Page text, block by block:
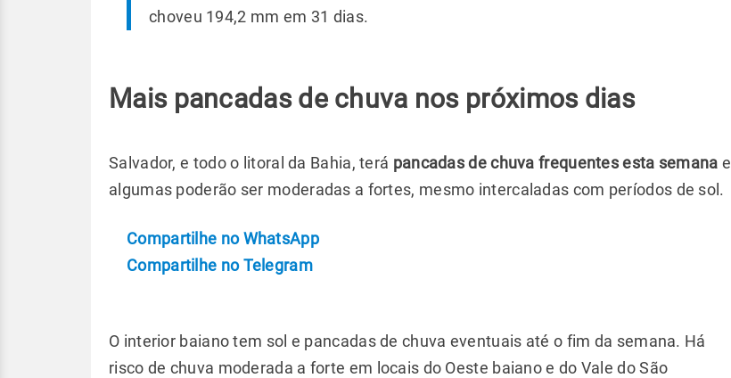
choveu 194,2 mm em 31 dias.
Mais pancadas de chuva nos próximos dias
Salvador, e todo o litoral da Bahia, terá pancadas de chuva frequentes esta semana e
algumas poderão ser moderadas a fortes, mesmo intercaladas com períodos de sol.
Compartilhe no WhatsApp
Compartilhe no Telegram
O interior baiano tem sol e pancadas de chuva eventuais até o fim da semana. Há
risco de chuva moderada a forte em locais do Oeste baiano e do Vale do São